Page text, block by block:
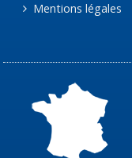
Mentions légales